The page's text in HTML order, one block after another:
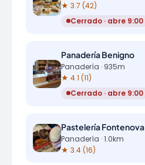
★ 3.7 (42)
Cerrado · abre 9:00
Panadería Benigno
Panadería · 935m
★ 4.1 (11)
Cerrado · abre 9:00
Pastelería Fontenova
Panadería · 1.0km
★ 3.4 (16)